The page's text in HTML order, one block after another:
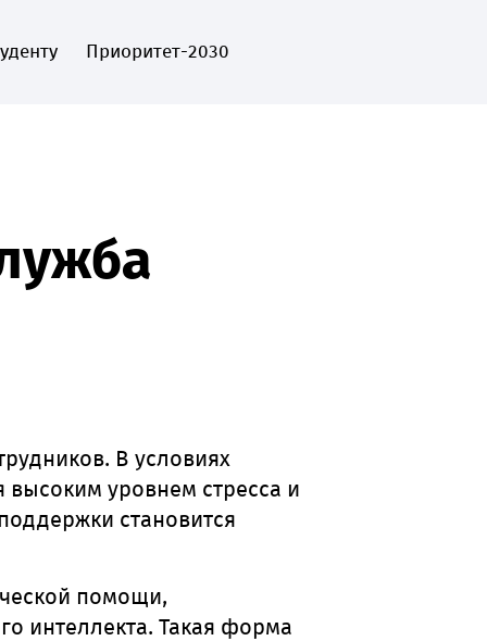
Приоритет-2030
В условиях
высоким уровнем стресса и
становится
помощи,
интеллекта. Такая форма